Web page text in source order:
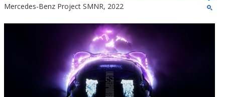
Mercedes-Benz Project SMNR, 2022